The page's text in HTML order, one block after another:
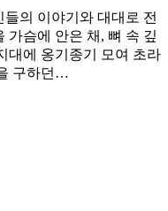
의 이야기와 대대로 전
가슴에 안은 채 , 뼈 속 깊
대에 옹기종기 모여 초라
구하던 …